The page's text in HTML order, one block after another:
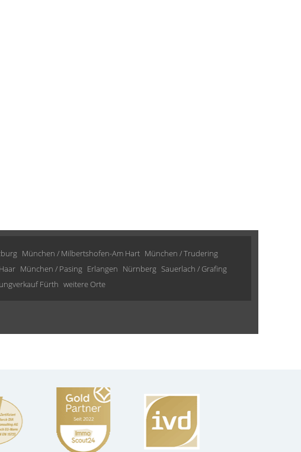
München / Milbertshofen-Am Hart München / Trudering
Haar München / Pasing Erlangen Nürnberg Sauerlach / Grafing
Fürth weitere Orte